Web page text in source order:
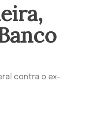
contra o ex-